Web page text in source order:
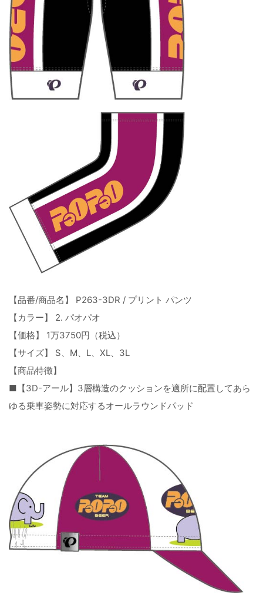
【品番/商品名】 P263-3DR / プリント パンツ
【カラー】 2. パオパオ
【価格】 1万3750円（税込）
【サイズ】 S、M、L、XL、3L
【商品特徴】
■【3D-アール】3層構造のクッションを適所に配置してあら
ゆる乗車姿勢に対応するオールラウンドパッド